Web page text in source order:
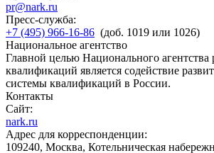
pr@nark.ru
Пресс-служба:
+7 (495) 966-16-86 (доб. 1019 или 1026)
Национальное агентство
Главной целью Национального агентства
квалификаций является содействие
системы квалификаций в России.
Контакты
Сайт:
nark.ru
Адрес для корреспонденции:
109240, Москва, Котельническая